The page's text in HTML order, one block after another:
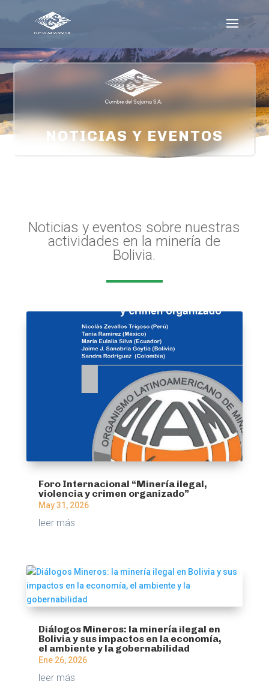
NOTICIAS Y EVENTOS
Noticias y eventos sobre nuestras
actividades en la minería de
Bolivia.
Foro Internacional “Minería ilegal,
violencia y crimen organizado”
May 31, 2026
leer más
Diálogos Mineros: la minería ilegal en
Bolivia y sus impactos en la economía,
el ambiente y la gobernabilidad
Ene 26, 2026
leer más